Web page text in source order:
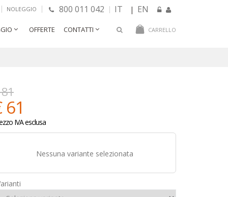
NOLEGGIO 800 011 042 IT | EN
CARRELLO
OFFERTE CONTATTI
61
IVA esclusa
Nessuna variante selezionata